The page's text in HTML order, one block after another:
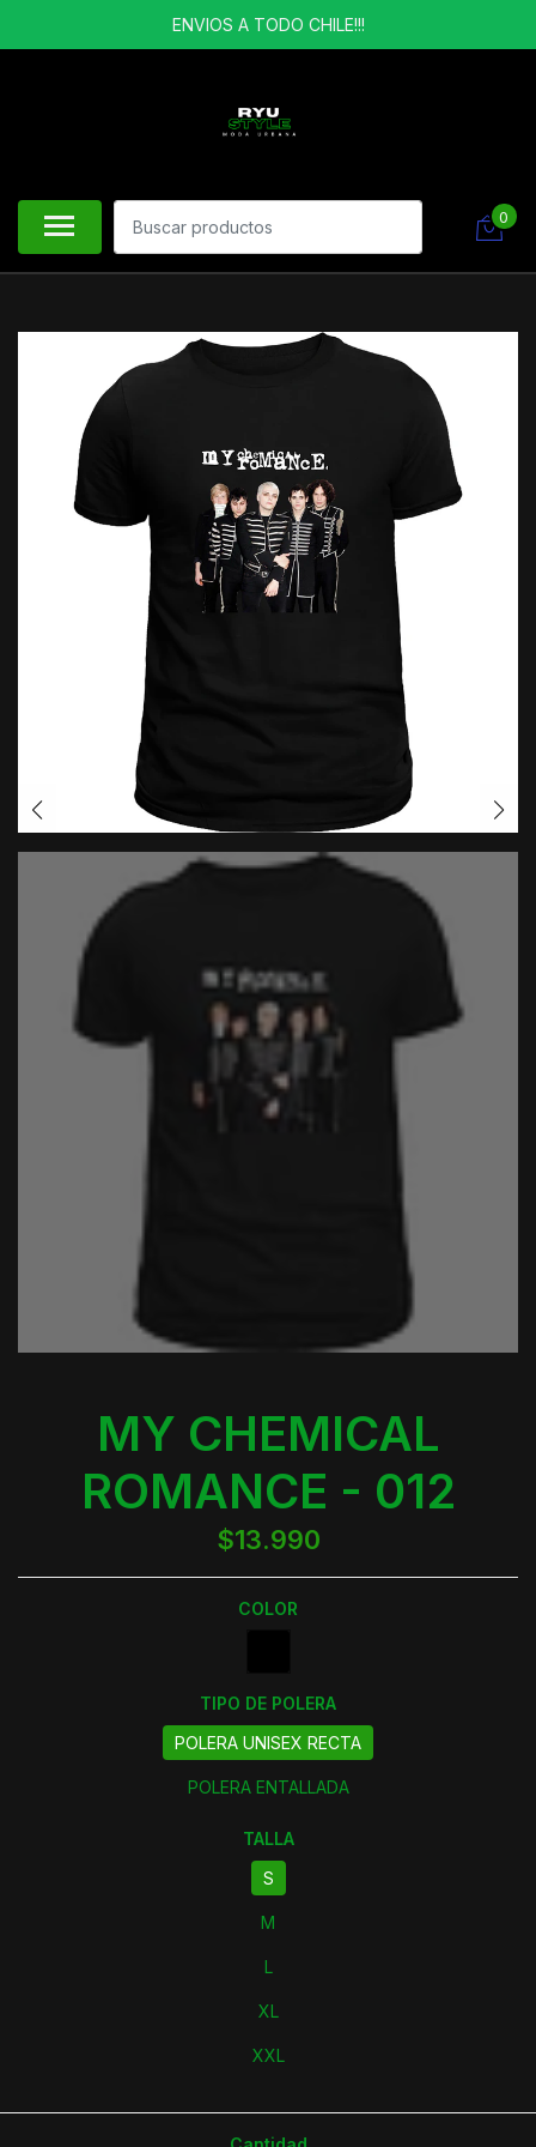
ENVIOS A TODO CHILE!!!
0
MY CHEMICAL
ROMANCE - 012
$13.990
COLOR
TIPO DE POLERA
POLERA UNISEX RECTA
POLERA ENTALLADA
TALLA
S
M
L
XL
XXL